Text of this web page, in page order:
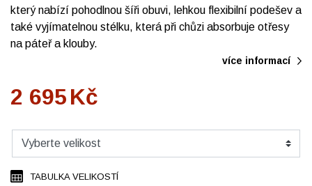
který nabízí pohodlnou šíři obuvi, lehkou flexibilní podešev a
také vyjímatelnou stélku, která při chůzi absorbuje otřesy
na páteř a klouby.
více informací
2 695Kč
TABULKA VELIKOSTÍ